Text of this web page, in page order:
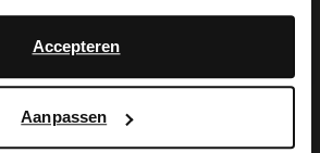
Accepteren
Aanpassen